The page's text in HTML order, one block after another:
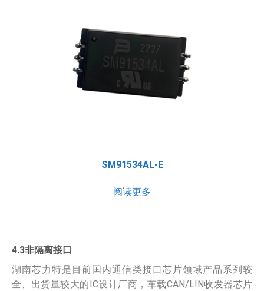
SM91534AL-E
阅读更多
4.3非隔离接口
湖南芯力特是目前国内通信类接口芯片领域产品系列较
全、出货量较大的IC设计厂商，车载CAN/LIN收发器芯片